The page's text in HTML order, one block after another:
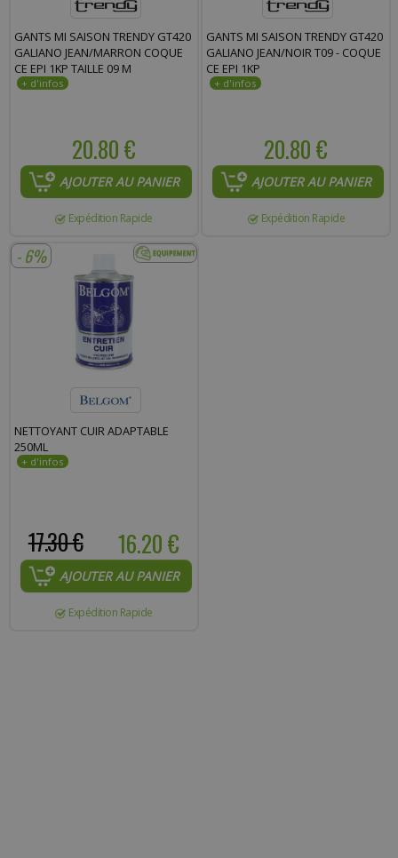
GANTS MI SAISON TRENDY GT420
GALIANO JEAN/MARRON COQUE
CE EPI 1KP TAILLE 09 M
20.80 €
AJOUTER AU PANIER
Expédition Rapide
GANTS MI SAISON TRENDY GT420
GALIANO JEAN/NOIR T09 - COQUE
CE EPI 1KP
20.80 €
AJOUTER AU PANIER
Expédition Rapide
- 6%
NETTOYANT CUIR ADAPTABLE
250ML
16.20 €
17.30 €
AJOUTER AU PANIER
Expédition Rapide